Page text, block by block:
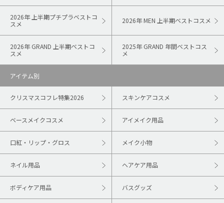
2026年 上半期プチプラベストコ
スメ
2026年 MEN 上半期ベストコスメ
2026年 GRAND 上半期ベストコ
スメ
2025年 GRAND 年間ベストコス
メ
アイテム別
クリスマスコフレ特集2026 スキンケアコスメ
ベースメイクコスメ アイメイク用品
口紅・リップ・グロス メイク小物
ネイル用品 ヘアケア用品
ボディケア用品 バスグッズ